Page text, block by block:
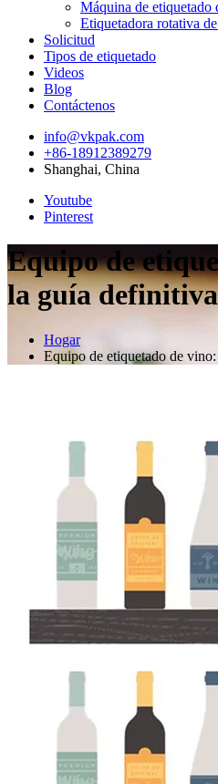
Máquina de etiquetado
Etiquetadora rotativa
Solicitud
Tipos de etiquetado
Videos
Blog
Contáctenos
info@vkpak.com
+86-18912389279
Shanghai, China
Youtube
Pinterest
Equipo de
la guía definitiva
Hogar
Equipo de etiquetado de vino: